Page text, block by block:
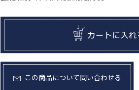
この商品について問い合わせる